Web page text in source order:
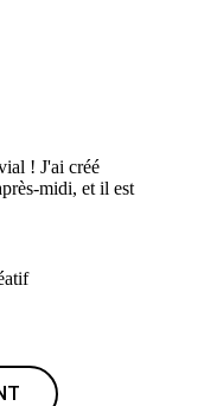
! J'ai créé
midi, et il est